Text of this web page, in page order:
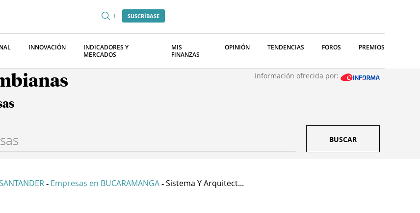
SUSCRÍBASE
INNOVACIÓN
INDICADORES Y
MERCADOS
MIS
FINANZAS
OPINIÓN TENDENCIAS FOROS PREMIOS
Información ofrecida por:
BUSCAR
- Empresas en BUCARAMANGA - Sistema Y Arquitect...